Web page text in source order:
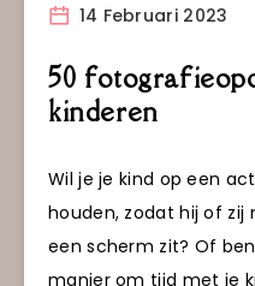
14 Februari 2023
50
kinderen
Wil je je kind op een
houden, zodat hij of
een scherm zit? Of
manier om tijd met je